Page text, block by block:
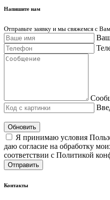
Напишите нам
Отправьте заявку и мы свяжемся с
Обновить
Я принимаю условия
даю согласие на обработку
соответствии с Политикой
Отправить
Контакты